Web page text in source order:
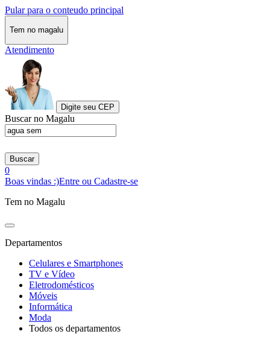
Pular para o conteudo principal
Tem no magalu
Atendimento
Digite seu CEP
Buscar no Magalu
Buscar
0
Boas vindas :)Entre ou Cadastre-se
Tem no Magalu
Departamentos
Celulares e Smartphones
TV e Vídeo
Eletrodomésticos
Móveis
Informática
Moda
Todos os departamentos